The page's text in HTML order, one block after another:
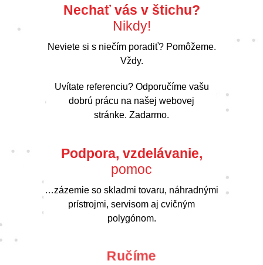
Nechať vás v štichu?
Nikdy!
Neviete si s niečím poradiť? Pomôžeme.
Vždy.
Uvítate referenciu? Odporučíme vašu
dobrú prácu na našej webovej
stránke. Zadarmo.
Podpora, vzdelávanie,
pomoc
…zázemie so skladmi tovaru, náhradnými
prístrojmi, servisom aj cvičným
polygónom.
Ručíme